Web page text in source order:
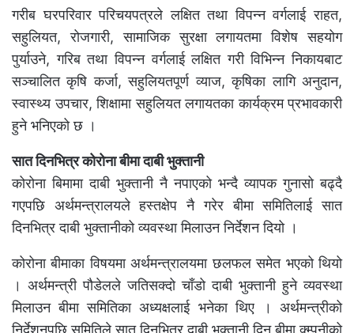
गरीब घरपरिवार परिचयपत्रले लक्षित तथा विपन्न वर्गलाई राहत,
सहुलियत, रोजगारी, सामाजिक सुरक्षा लगायतमा विशेष सहयोग
पुर्याउने, गरिब तथा विपन्न वर्गलाई लक्षित गरी विभिन्न निकायबाट
सञ्चालित कृषि कर्जा, सहुलियतपूर्ण व्याज, कृषिका लागि अनुदान,
स्वास्थ्य उपचार, शिक्षामा सहुलियत लगायतका कार्यक्रम प्रभावकारी
हुने भनिएको छ ।
सात दिनभित्र कोरोना बीमा दाबी भुक्तानी
कोरोना बिमामा दाबी भुक्तानी नै नपाएको भन्दै व्यापक गुनासो बढ्दै
गएपछि अर्थमन्त्रालयले हस्तक्षेप नै गरेर बीमा समितिलाई सात
दिनभित्र दाबी भुक्तानीको व्यवस्था मिलाउन निर्देशन दियो ।
कोरोना बीमाका विषयमा अर्थमन्त्रालयमा छलफल समेत भएको थियो
। अर्थमन्त्री पौडेलले जतिसक्दो चाँडो दाबी भुक्तानी हुने व्यवस्था
मिलाउन बीमा समितिका अध्यक्षलाई भनेका थिए । अर्थमन्त्रीको
निर्देशनपछि समितिले सात दिनभित्र दाबी भुक्तानी दिन बीमा क्म्पनीको